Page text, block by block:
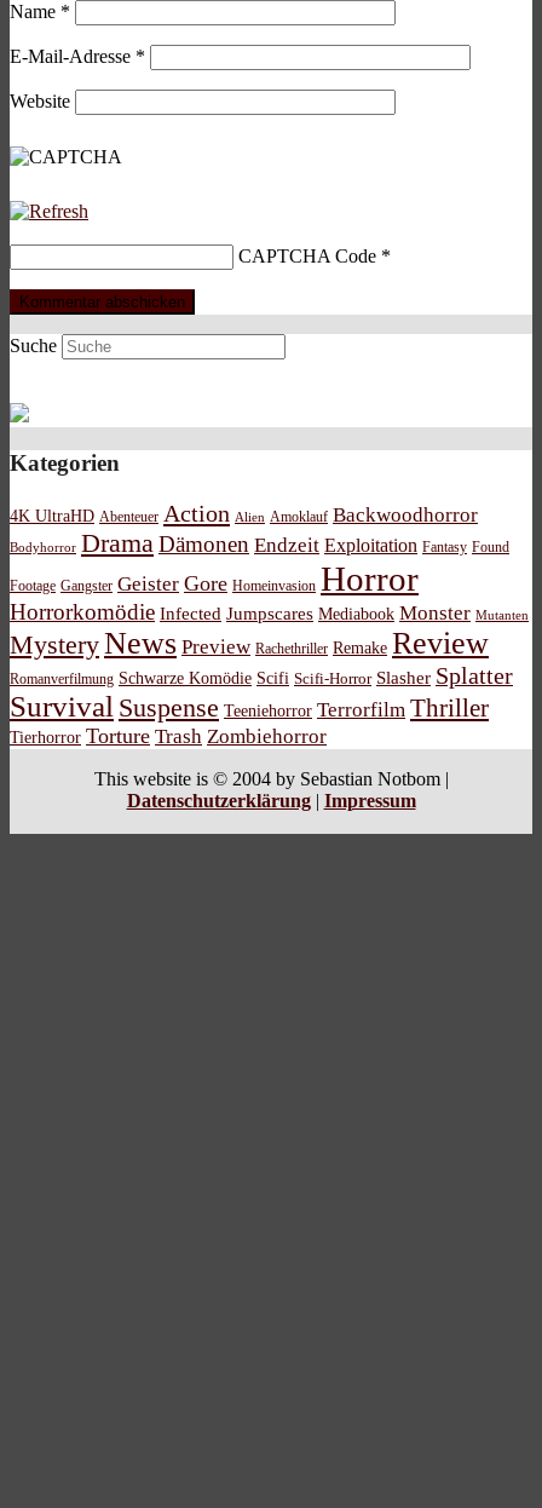
Name *
E-Mail-Adresse *
Website
CAPTCHA Code *
Suche
Kategorien
4K UltraHD Abenteuer Action Alien Amoklauf Backwoodhorror
Bodyhorror Drama Dämonen Endzeit Exploitation Fantasy Found
Footage Gangster Geister Gore Homeinvasion Horror
Horrorkomödie Infected Jumpscares Mediabook Monster Mutanten
MysteryNews Preview Rachethriller Remake Review
Romanverfilmung Schwarze Komödie Scifi Scifi-Horror Slasher Splatter
Survival Suspense Teeniehorror Terrorfilm Thriller
Tierhorror Torture Trash Zombiehorror
This website is © 2004 by Sebastian Notbom |
Datenschutzerklärung| Impressum